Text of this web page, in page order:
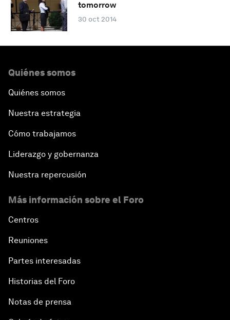
tomorrow
30 oct 2014
Quiénes somos
Quiénes somos
Nuestra estrategia
Cómo trabajamos
Liderazgo y gobernanza
Nuestra repercusión
Más información sobre el Foro
Centros
Reuniones
Partes interesadas
Historias del Foro
Notas de prensa